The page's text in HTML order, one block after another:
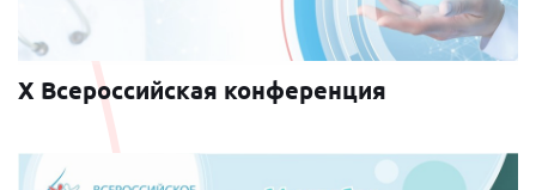
X Всероссийская конференция